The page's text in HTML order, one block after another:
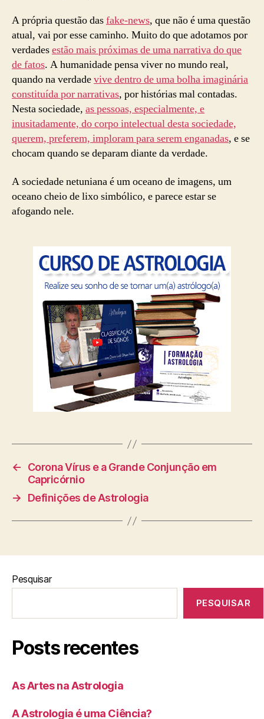
A própria questão dasfake-news, que não é uma questão
atual, vai por esse caminho. Muito do que adotamos por
verdadesestão mais próximas de uma narrativa do que
de fatos. A humanidade pensa viver no mundo real,
quando na verdadevive dentro de uma bolha imaginária
constituída por narrativas, por histórias mal contadas.
Nesta sociedade, as pessoas, especialmente, e
inusitadamente, do corpo intelectual desta sociedade,
querem, preferem, imploram para serem enganadas, e se
chocam quando se deparam diante da verdade.
A sociedade netuniana é um oceano de imagens, um
oceano cheio de lixo simbólico, e parece estar se
afogando nele.
←
Corona Vírus e a Grande Conjunção em
Capricórnio
→
Definições de Astrologia
Pesquisar
PESQUISAR
Posts recentes
As Artes na Astrologia
A Astrologia é uma Ciência?